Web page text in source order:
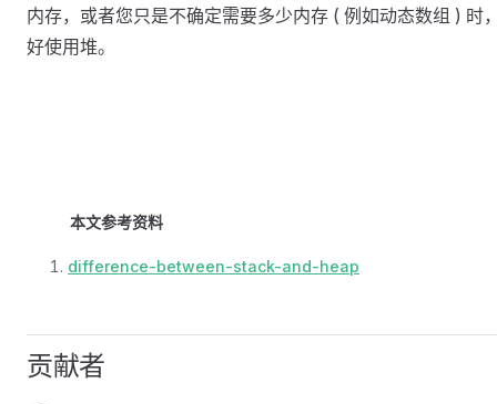
内存，或者您只是不确定需要多少内存 ( 例如动态数组 ) 时
好使用堆。
本文参考资料
difference-between-stack-and-heap
贡献者